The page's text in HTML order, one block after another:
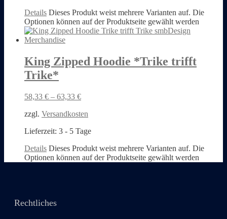
Details Dieses Produkt weist mehrere Varianten auf. Die
Optionen können auf der Produktseite gewählt werden
King Zipped Hoodie *Trike trifft
Trike*
58,33 € – 63,33 €
zzgl. Versandkosten
Lieferzeit: 3 - 5 Tage
Details Dieses Produkt weist mehrere Varianten auf. Die
Optionen können auf der Produktseite gewählt werden
Rechtliches